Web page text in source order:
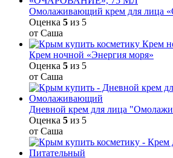
Омолаживающий крем для лица
Оценка 5 из 5
от Саша
Крем ночной «Энергия моря»
Оценка 5 из 5
от Саша
Дневной крем для лица
Оценка 5 из 5
от Саша